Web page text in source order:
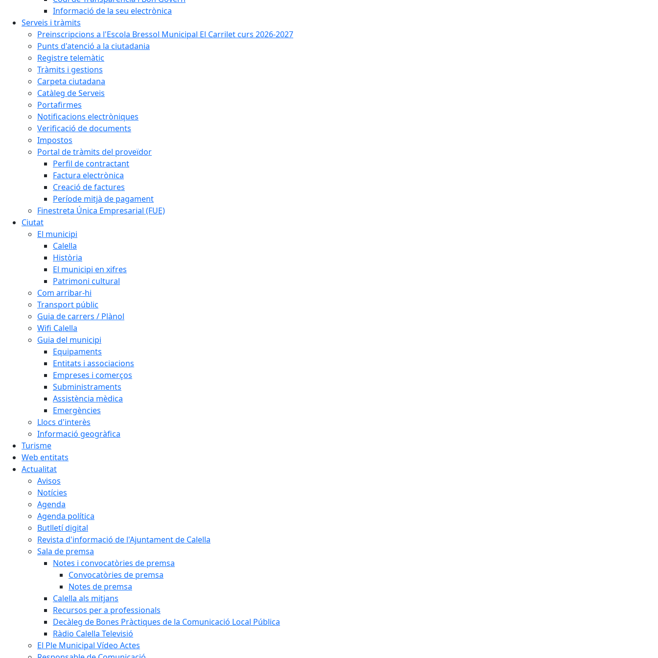
Informació de la seu electrònica
Serveis i tràmits
Preinscripcions a l'Escola Bressol Municipal El Carrilet curs 2026-2027
Punts d'atenció a la ciutadania
Registre telemàtic
Tràmits i gestions
Carpeta ciutadana
Catàleg de Serveis
Portafirmes
Notificacions electròniques
Verificació de documents
Impostos
Portal de tràmits del proveïdor
Perfil de contractant
Factura electrònica
Creació de factures
Període mitjà de pagament
Finestreta Única Empresarial (FUE)
Ciutat
El municipi
Calella
Història
El municipi en xifres
Patrimoni cultural
Com arribar-hi
Transport públic
Guia de carrers / Plànol
Wifi Calella
Guia del municipi
Equipaments
Entitats i associacions
Empreses i comerços
Subministraments
Assistència mèdica
Emergències
Llocs d'interès
Informació geogràfica
Turisme
Web entitats
Actualitat
Avisos
Notícies
Agenda
Agenda política
Butlletí digital
Revista d'informació de l'Ajuntament de Calella
Sala de premsa
Notes i convocatòries de premsa
Convocatòries de premsa
Notes de premsa
Calella als mitjans
Recursos per a professionals
Decàleg de Bones Pràctiques de la Comunicació Local Pública
Ràdio Calella Televisió
El Ple Municipal Vídeo Actes